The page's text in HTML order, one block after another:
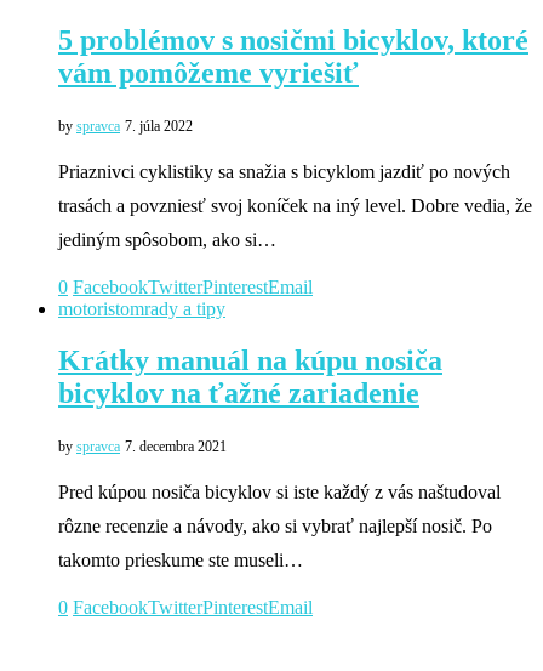
5 problémov s nosičmi bicyklov, ktoré
vám pomôžeme vyriešiť
by spravca 7. júla 2022
Priaznivci cyklistiky sa snažia s bicyklom jazdiť po nových
trasách a povzniesť svoj koníček na iný level. Dobre vedia, že
jediným spôsobom, ako si…
0 FacebookTwitterPinterestEmail
motoristomrady a tipy
Krátky manuál na kúpu nosiča
bicyklov na ťažné zariadenie
by spravca 7. decembra 2021
Pred kúpou nosiča bicyklov si iste každý z vás naštudoval
rôzne recenzie a návody, ako si vybrať najlepší nosič. Po
takomto prieskume ste museli…
0 FacebookTwitterPinterestEmail